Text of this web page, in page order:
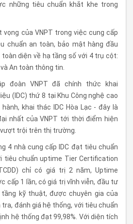
những tiêu chuẩn khắt khe trong
vọng của VNPT trong việc cung cấp
chuẩn an toàn, bảo mật hàng đầu
diện về hạ tầng số với 4 trụ cột:
và An toàn thông tin.
đoàn VNPT đã chính thức khai
(IDC) thứ 8 tại Khu Công nghệ cao
khai thác IDC Hòa Lạc - đây là
nhất của VNPT tới thời điểm hiện
trội trên thị trường.
4 nhà cung cấp IDC đạt tiêu chuẩn
tiêu chuẩn uptime Tier Certification
chỉ có giá trị 2 năm, Uptime
cấp 1 lần, có giá trị vĩnh viễn, đầu tư
kỹ thuật, được chuyên gia của
đánh giá hệ thống, với tiêu chuẩn
hệ thống đạt 99,98%. Với diện tích